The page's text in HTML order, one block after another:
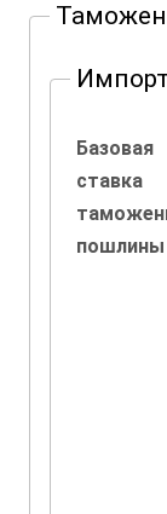
Импорт
Базовая
ставка
пошлины